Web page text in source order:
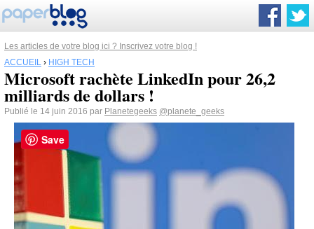
Les articles de votre blog ici ? Inscrivez votre blog !
ACCUEIL › HIGH TECH
Microsoft rachète LinkedIn pour 26,2
milliards de dollars !
Publié le 14 juin 2016 par Planetegeeks @planete_geeks
Save